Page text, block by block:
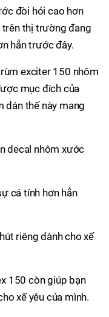
đòi hỏi cao hơn
trên thị trường đang
hẳn trước đây.
exciter 150 nhôm
mục đích của
dán thế này mang
cá tính hơn hẳn
riêng dành cho xế
150 còn giúp bạn
xế yêu của mình.